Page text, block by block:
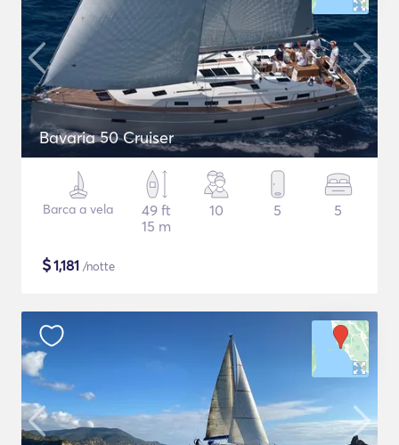
Bavaria 50 Cruiser
Barca a vela
49 ft
15 m
10 5 5
$1,181 /notte